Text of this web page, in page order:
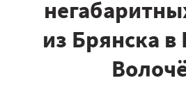
из Брянска